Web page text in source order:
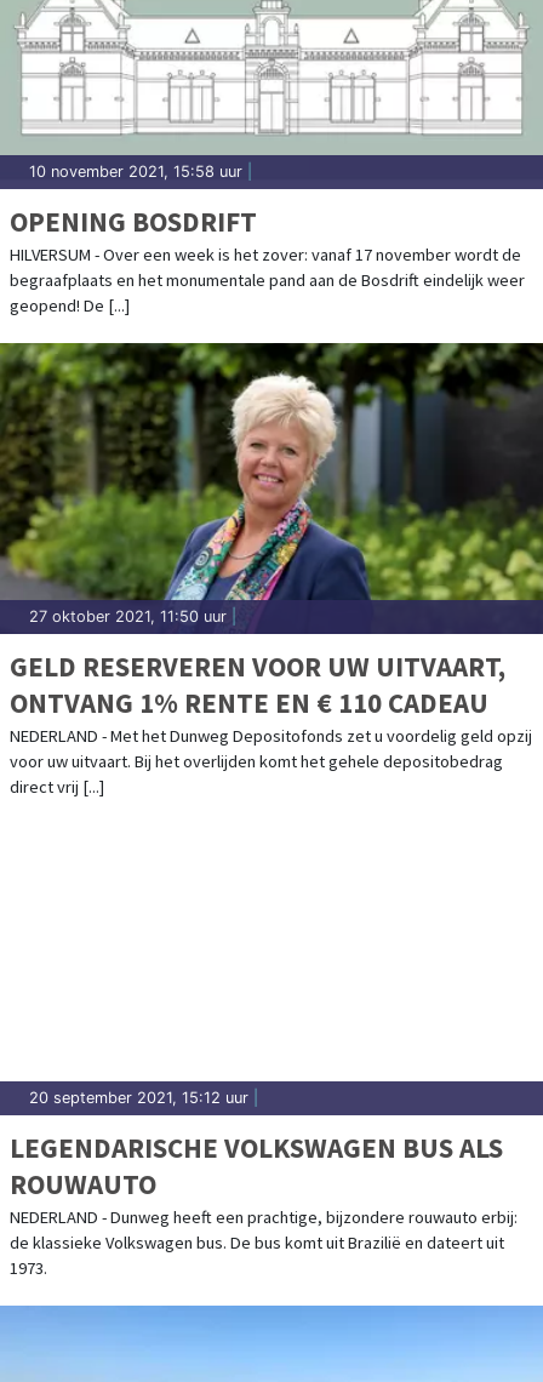
10 november 2021, 15:58 uur
OPENING BOSDRIFT
HILVERSUM - Over een week is het zover: vanaf 17 november wordt de
begraafplaats en het monumentale pand aan de Bosdrift eindelijk weer
geopend! De [...]
27 oktober 2021, 11:50 uur
GELD RESERVEREN VOOR UW UITVAART,
ONTVANG 1% RENTE EN € 110 CADEAU
NEDERLAND - Met het Dunweg Depositofonds zet u voordelig geld opzij
voor uw uitvaart. Bij het overlijden komt het gehele depositobedrag
direct vrij [...]
20 september 2021, 15:12 uur
LEGENDARISCHE VOLKSWAGEN BUS ALS
ROUWAUTO
NEDERLAND - Dunweg heeft een prachtige, bijzondere rouwauto erbij:
de klassieke Volkswagen bus. De bus komt uit Brazilië en dateert uit
1973.